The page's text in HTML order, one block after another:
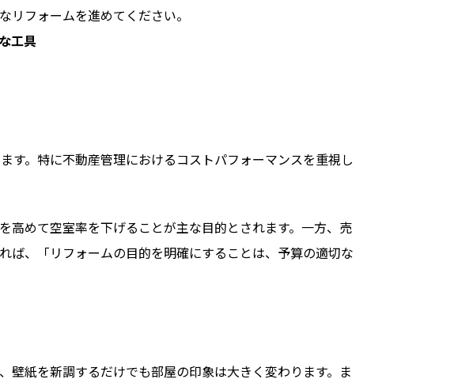
フォームを進めてください。
工具
す。特に不動産管理におけるコストパフォーマンスを重視し
高めて空室率を下げることが主な目的とされます。一方、売
ば、「リフォームの目的を明確にすることは、予算の適切な
紙を新調するだけでも部屋の印象は大きく変わります。ま